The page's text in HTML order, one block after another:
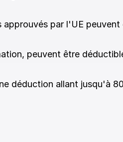
approuvés par l'UE peuvent
peuvent être
déduction allant jusqu'à